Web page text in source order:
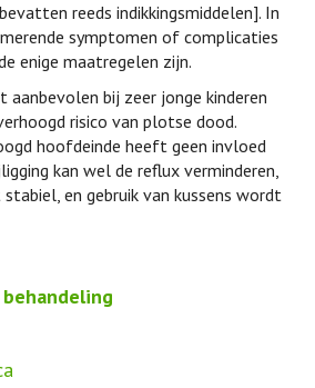
reeds indikkingsmiddelen]. In
symptomen of complicaties
enige maatregelen zijn.
aanbevolen bij zeer jonge kinderen
risico van plotse dood.
hoofdeinde heeft geen invloed
kan wel de reflux verminderen,
en gebruik van kussens wordt